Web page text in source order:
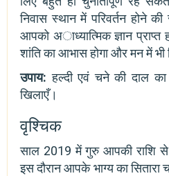
निवास स्थान में परिवर्तन होने
आपको अाध्यात्मिक ज्ञान
शांति का आभास होगा और मन में भी
उपाय:हल्दी एवं चने की दाल
खिलाएँ।
वृश्चिक
साल 2019 में गुरु आपकी राशि से
इस दौरान आपके भाग्य का